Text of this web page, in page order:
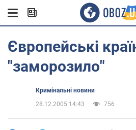
Європейські
"заморозило"
Кримінальні новини
28.12.2005 14:43
756